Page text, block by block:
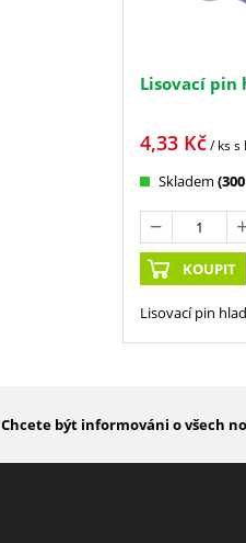
Lisovací pin
4,33Kč/ kss
Skladem
KOUPIT
Lisovací pin
Chcete být informováni o všech